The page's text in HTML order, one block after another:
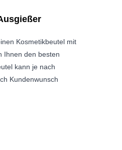
Kosmetikbeutel mit
Ihnen den besten
kann je nach
Kundenwunsch